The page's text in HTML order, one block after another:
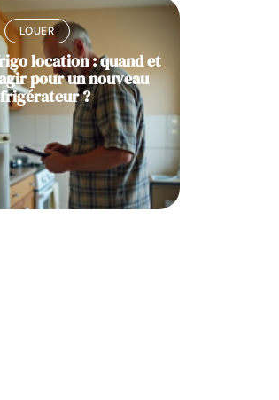
LOUER
location : quand et
pour un nouveau
?